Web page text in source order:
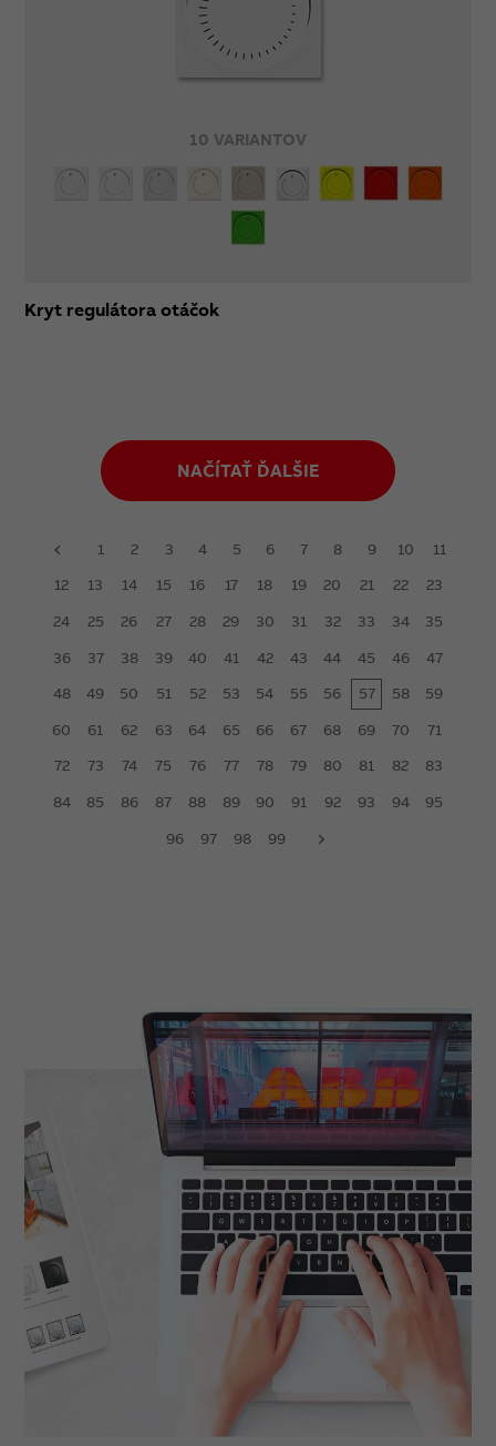
10 VARIANTOV
Kryt regulátora otáčok
NAČÍTAŤ ĎALŠIE
1 2 3 4 5 6 7 8 9 10
11
12
13 14 15 16 17 18 19 20 21 22
23
24
25 26 27 28 29 30 31 32 33 34
35
36
37 38 39 40 41 42 43 44 45 46
47
48
49 50 51 52 53 54 55 56 57 58
59
60
61 62 63 64 65 66 67 68 69 70
71
72
73 74 75 76 77 78 79 80 81 82
83
84
85 86 87 88 89 90 91 92 93 94
95
96
97 98
99